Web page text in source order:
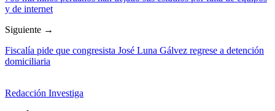
y de internet
Siguiente →
Fiscalía pide que congresista José Luna Gálvez regrese a detención
domiciliaria
Redacción Investiga